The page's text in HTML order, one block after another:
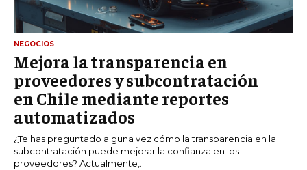
NEGOCIOS
Mejora la transparencia en
proveedores y subcontratación
en Chile mediante reportes
automatizados
¿Te has preguntado alguna vez cómo la transparencia en la
subcontratación puede mejorar la confianza en los
proveedores? Actualmente,...